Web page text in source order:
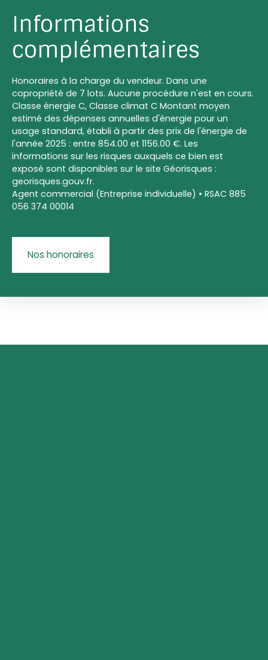
Informations
complémentaires
Honoraires à la charge du vendeur. Dans une
copropriété de 7 lots. Aucune procédure n'est en cours.
Classe énergie C, Classe climat C Montant moyen
estimé des dépenses annuelles d'énergie pour un
usage standard, établi à partir des prix de l'énergie de
l'année 2025 : entre 854.00 et 1156.00 €. Les
informations sur les risques auxquels ce bien est
exposé sont disponibles sur le site Géorisques :
georisques.gouv.fr.
Agent commercial (Entreprise individuelle) • RSAC 885
056 374 00014
Nos honoraires